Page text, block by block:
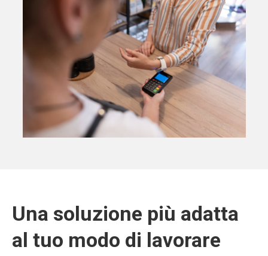
Una soluzione più adatta
al tuo modo di lavorare